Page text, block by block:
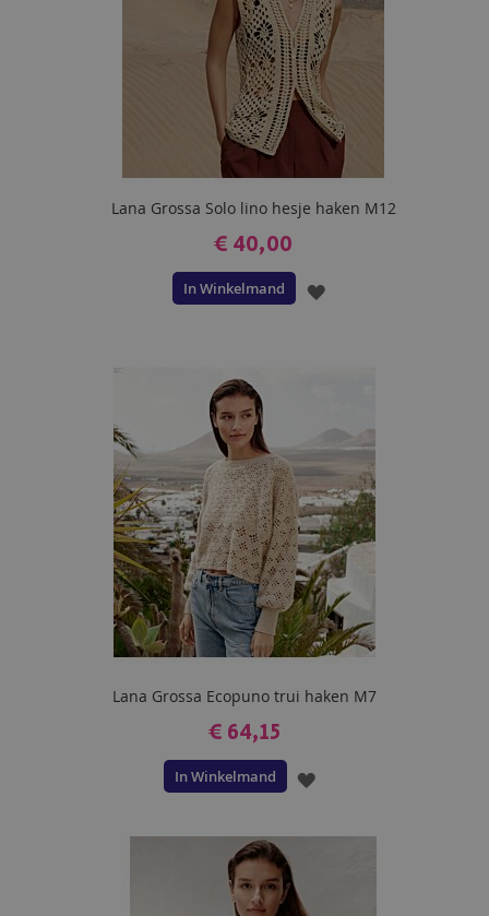
Lana Grossa Solo lino hesje haken M12
€ 40,00
In Winkelmand
VOEG
Lana Grossa Ecopuno trui haken M7
€ 64,15
In Winkelmand
VOEG